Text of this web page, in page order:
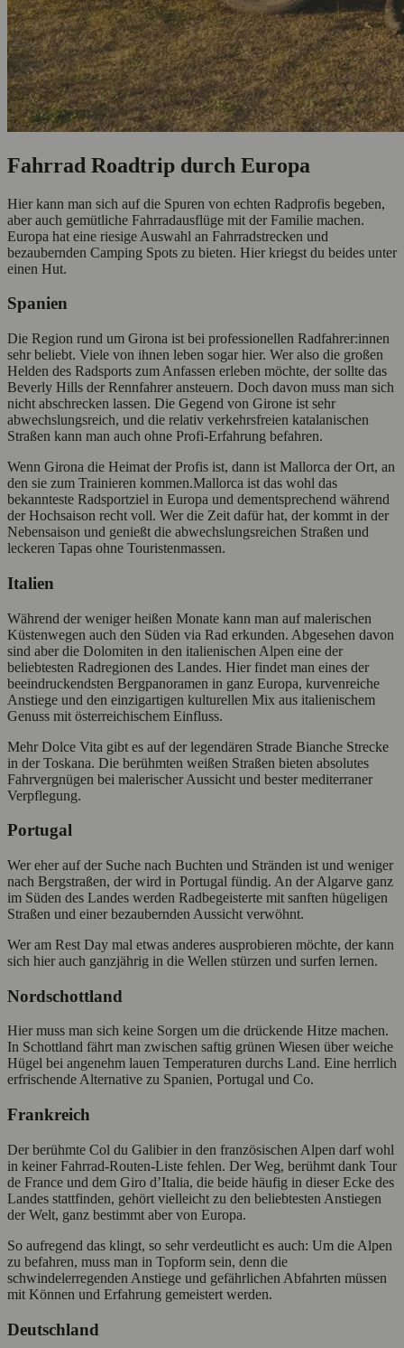
Fahrrad Roadtrip durch Europa
Hier kann man sich auf die Spuren von echten Radprofis begeben,
aber auch gemütliche Fahrradausflüge mit der Familie machen.
Europa hat eine riesige Auswahl an Fahrradstrecken und
bezaubernden Camping Spots zu bieten. Hier kriegst du beides unter
einen Hut.
Spanien
Die Region rund um Girona ist bei professionellen Radfahrer:innen
sehr beliebt. Viele von ihnen leben sogar hier. Wer also die großen
Helden des Radsports zum Anfassen erleben möchte, der sollte das
Beverly Hills der Rennfahrer ansteuern. Doch davon muss man sich
nicht abschrecken lassen. Die Gegend von Girone ist sehr
abwechslungsreich, und die relativ verkehrsfreien katalanischen
Straßen kann man auch ohne Profi-Erfahrung befahren.
Wenn Girona die Heimat der Profis ist, dann ist Mallorca der Ort, an
den sie zum Trainieren kommen.Mallorca ist das wohl das
bekannteste Radsportziel in Europa und dementsprechend während
der Hochsaison recht voll. Wer die Zeit dafür hat, der kommt in der
Nebensaison und genießt die abwechslungsreichen Straßen und
leckeren Tapas ohne Touristenmassen.
Italien
Während der weniger heißen Monate kann man auf malerischen
Küstenwegen auch den Süden via Rad erkunden. Abgesehen davon
sind aber die Dolomiten in den italienischen Alpen eine der
beliebtesten Radregionen des Landes. Hier findet man eines der
beeindruckendsten Bergpanoramen in ganz Europa, kurvenreiche
Anstiege und den einzigartigen kulturellen Mix aus italienischem
Genuss mit österreichischem Einfluss.
Mehr Dolce Vita gibt es auf der legendären Strade Bianche Strecke
in der Toskana. Die berühmten weißen Straßen bieten absolutes
Fahrvergnügen bei malerischer Aussicht und bester mediterraner
Verpflegung.
Portugal
Wer eher auf der Suche nach Buchten und Stränden ist und weniger
nach Bergstraßen, der wird in Portugal fündig. An der Algarve ganz
im Süden des Landes werden Radbegeisterte mit sanften hügeligen
Straßen und einer bezaubernden Aussicht verwöhnt.
Wer am Rest Day mal etwas anderes ausprobieren möchte, der kann
sich hier auch ganzjährig in die Wellen stürzen und surfen lernen.
Nordschottland
Hier muss man sich keine Sorgen um die drückende Hitze machen.
In Schottland fährt man zwischen saftig grünen Wiesen über weiche
Hügel bei angenehm lauen Temperaturen durchs Land. Eine herrlich
erfrischende Alternative zu Spanien, Portugal und Co.
Frankreich
Der berühmte Col du Galibier in den französischen Alpen darf wohl
in keiner Fahrrad-Routen-Liste fehlen. Der Weg, berühmt dank Tour
de France und dem Giro d’Italia, die beide häufig in dieser Ecke des
Landes stattfinden, gehört vielleicht zu den beliebtesten Anstiegen
der Welt, ganz bestimmt aber von Europa.
So aufregend das klingt, so sehr verdeutlicht es auch: Um die Alpen
zu befahren, muss man in Topform sein, denn die
schwindelerregenden Anstiege und gefährlichen Abfahrten müssen
mit Können und Erfahrung gemeistert werden.
Deutschland